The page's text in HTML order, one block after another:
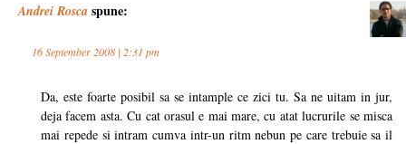
Andrei Rosca spune:
16 September 2008 | 2:31 pm
Da, este foarte posibil sa se intample ce zici tu. Sa ne uitam in jur,
deja facem asta. Cu cat orasul e mai mare, cu atat lucrurile se misca
mai repede si intram cumva intr-un ritm nebun pe care trebuie sa il